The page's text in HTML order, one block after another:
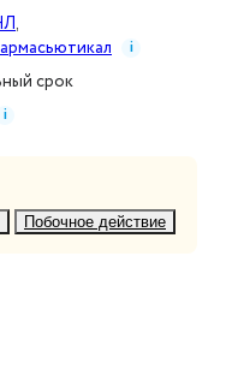
,
i
срок
i
Побочное действие